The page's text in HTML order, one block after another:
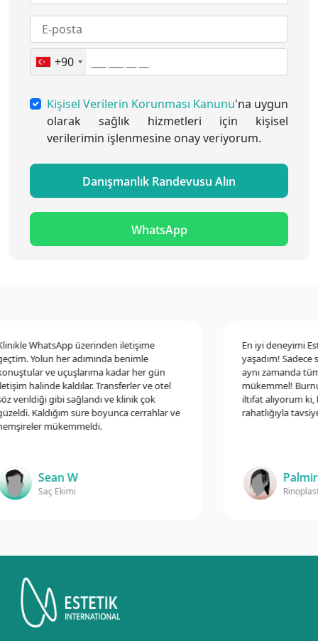
+90
Kişisel Verilerin Korunması Kanunu'na uygun
olarak sağlık hizmetleri için kişisel
verilerimin işlenmesine onay veriyorum.
Danışmanlık Randevusu Alın
WhatsApp
WhatsApp üzerinden iletişime
Yolun her adımında benimle
ve uçuşlarıma kadar her gün
halinde kaldılar. Transferler ve otel
verildiği gibi sağlandı ve klinik çok
Kaldığım süre boyunca cerrahlar ve
mükemmeldi.
Sean W
Saç Ekimi
En iyi deneyimi
yaşadım! Sadece
aynı zamanda tüm
mükemmel!
iltifat alıyorum ki,
rahatlığıyla tavsiye
Palmira
Rinoplasti